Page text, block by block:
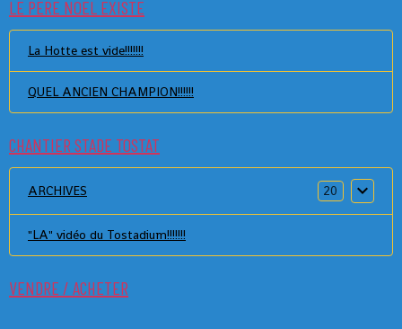
LE PERE NOEL EXISTE
La Hotte est vide!!!!!!!
QUEL ANCIEN CHAMPION!!!!!!
CHANTIER STADE TOSTAT
ARCHIVES 20
"LA" vidéo du Tostadium!!!!!!!
VENDRE / ACHETER